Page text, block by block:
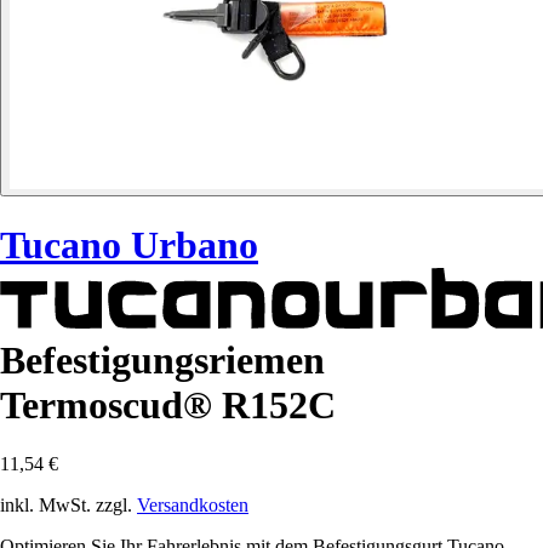
Tucano Urbano
Befestigungsriemen
Termoscud® R152C
11,54 €
inkl. MwSt. zzgl. Versandkosten